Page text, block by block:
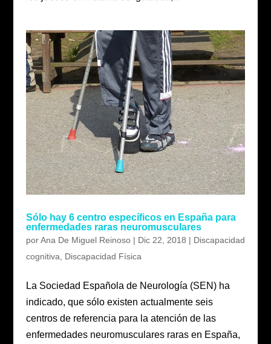
Sólo hay 6 centro específicos en España para
enfermedades raras neuromusculares
porAna De Miguel Reinoso| Dic 22, 2018 | Discapacidad
cognitiva
Discapacidad Física
La Sociedad Española de Neurología (SEN) ha
indicado, que sólo existen actualmente seis
centros de referencia para la atención de las
enfermedades neuromusculares raras en España,